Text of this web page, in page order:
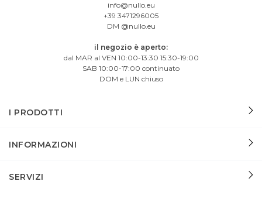
info@nullo.eu
+39 3471296005
DM @nullo.eu
il negozio è aperto:
dal MAR al VEN 10:00-13:30 15:30-19:00
SAB 10:00-17:00 continuato
DOM e LUN chiuso
I PRODOTTI
INFORMAZIONI
SERVIZI